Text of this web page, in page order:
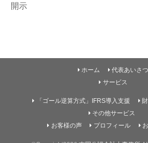
開示
ホーム
代表あいさつ
サービス
「ゴール逆算方式」IFRS導入支援
その他サービス
お客様の声
プロフィール